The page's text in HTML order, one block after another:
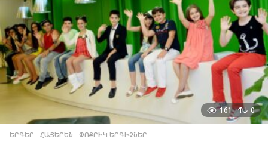
161 0
ԵՐԳԵՐ ,ՀԱՅԵՐԵՆ ,ՓՈՔՐԻԿ ԵՐԳԻՉՆԵՐ